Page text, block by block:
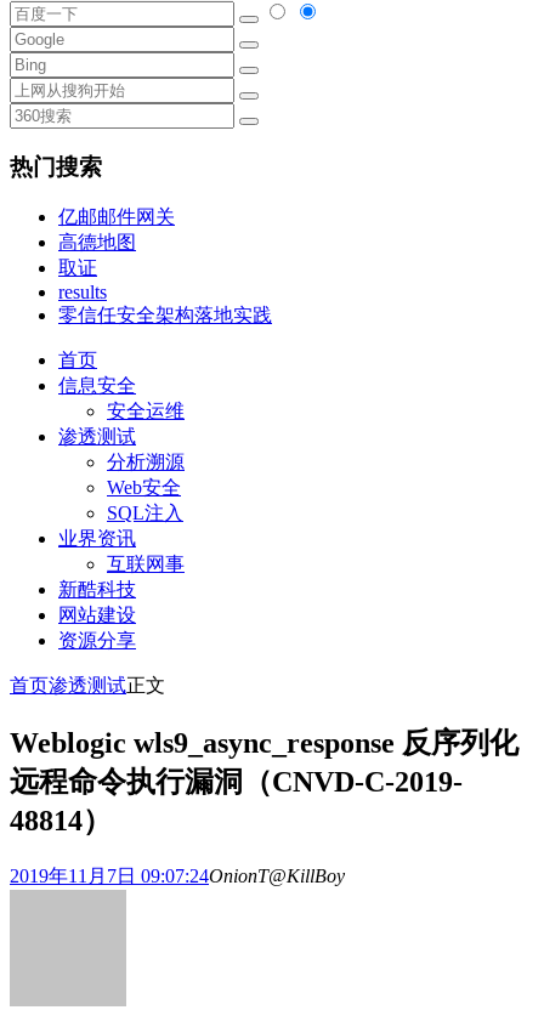
热门搜索
亿邮邮件网关
高德地图
取证
results
零信任安全架构落地实践
首页
信息安全
安全运维
渗透测试
分析溯源
Web安全
SQL注入
业界资讯
互联网事
新酷科技
网站建设
资源分享
首页渗透测试正文
Weblogic wls9_async_response 反序列化
远程命令执行漏洞（CNVD-C-2019-
48814）
2019年11月7日 09:07:24OnionT@KillBoy